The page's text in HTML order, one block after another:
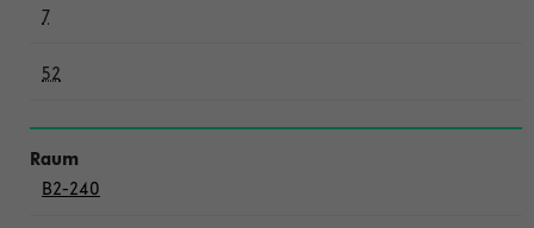
7
52
B2-240